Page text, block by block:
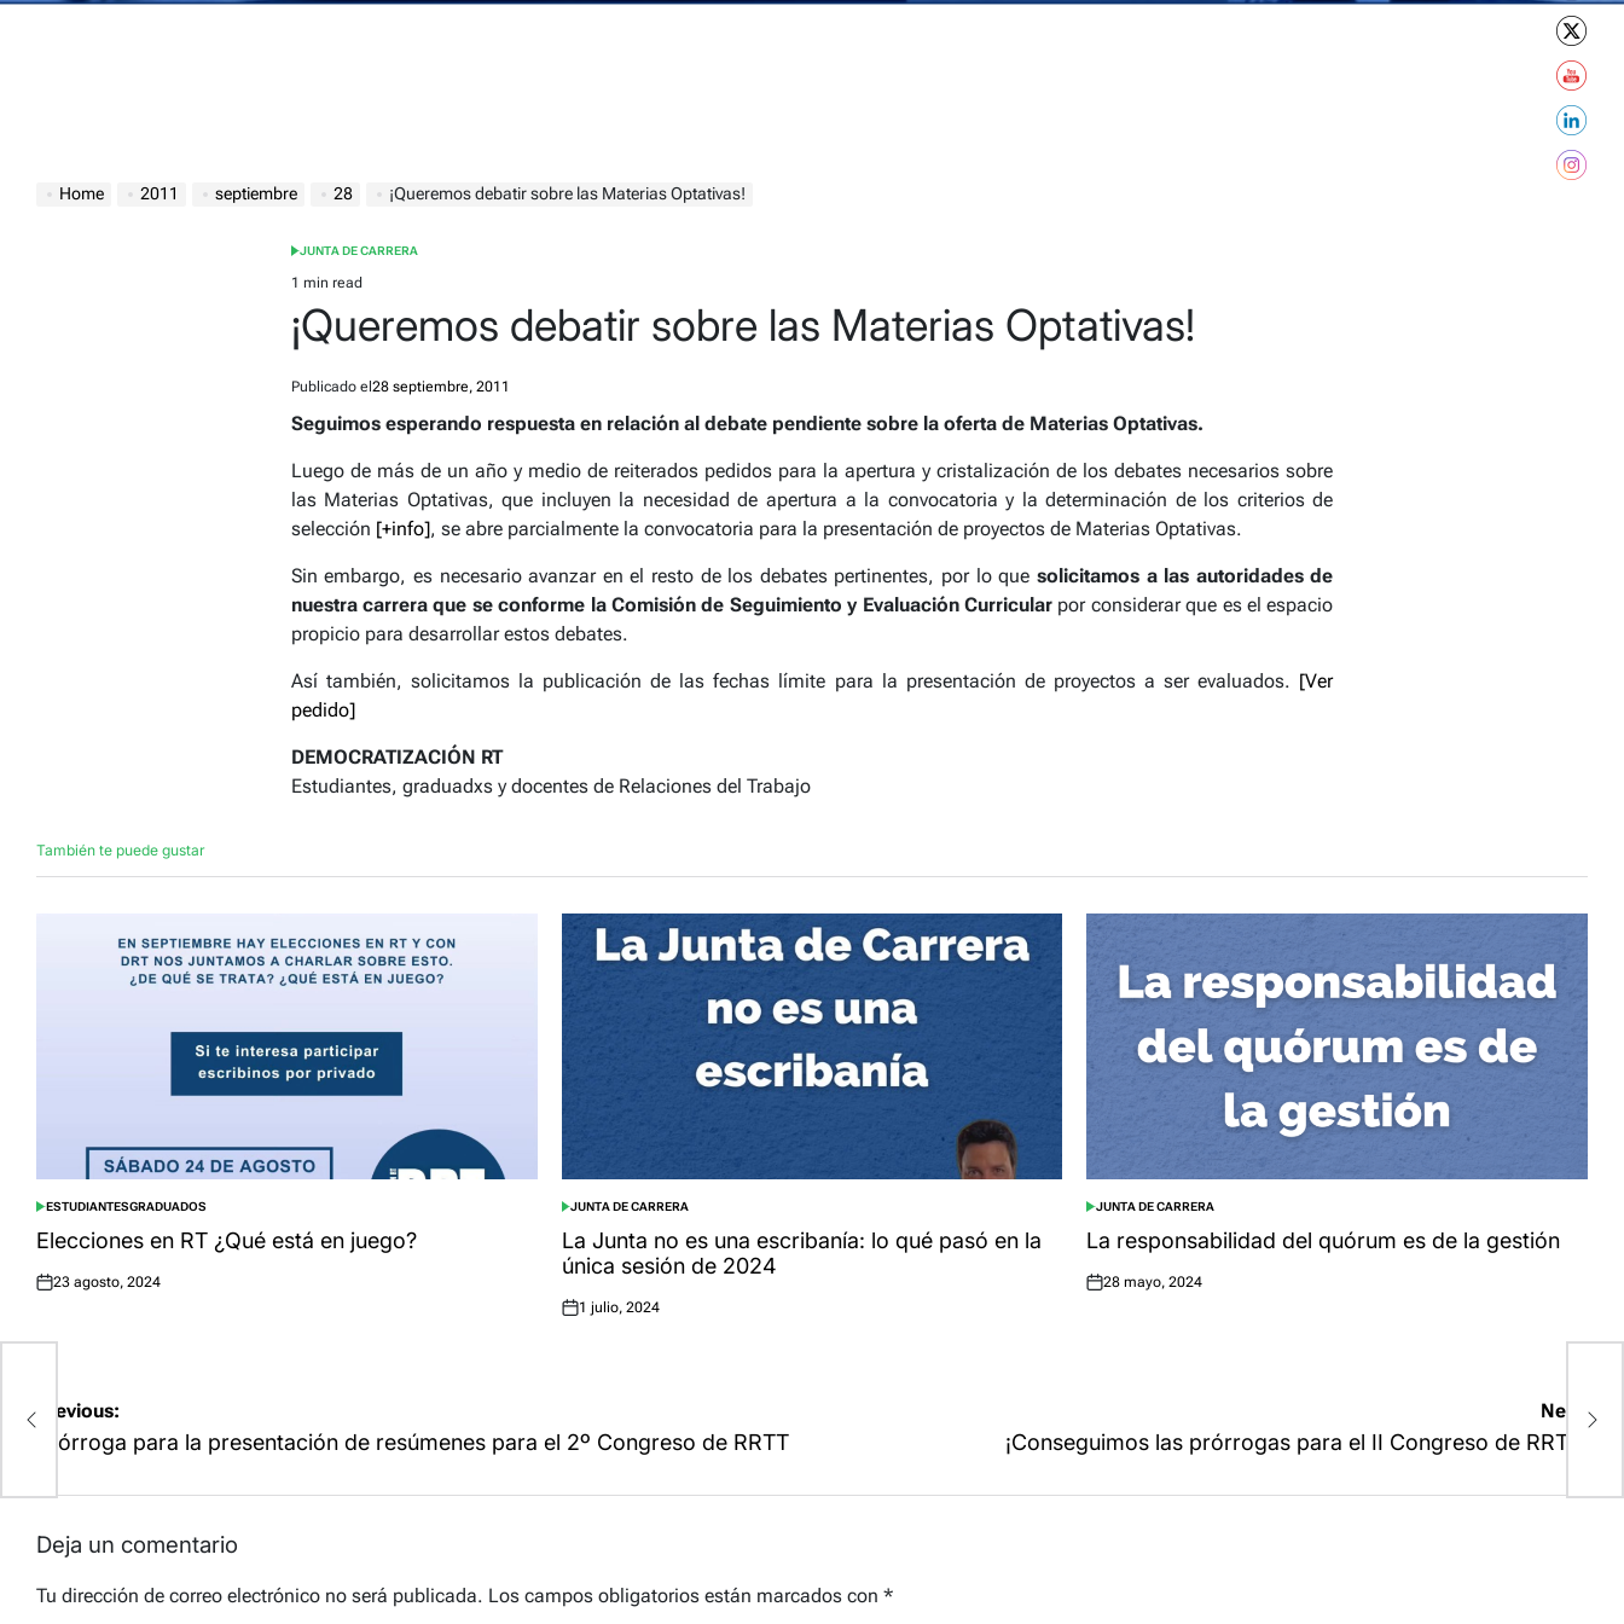
Home 2011 septiembre 28 ¡Queremos debatir sobre las Materias Optativas!
POSTED
IN
JUNTA DE CARRERA
Estimated
read
time
1 min read
¡Queremos debatir sobre las Materias Optativas!
Publicado el 28 septiembre, 2011
Seguimos esperando respuesta en relación al debate pendiente sobre la oferta de Materias Optativas.
Luego de más de un año y medio de reiterados pedidos para la apertura y cristalización de los debates necesarios sobre
las Materias Optativas, que incluyen la necesidad de apertura a la convocatoria y la determinación de los criterios de
selección [+info], se abre parcialmente la convocatoria para la presentación de proyectos de Materias Optativas.
Sin embargo, es necesario avanzar en el resto de los debates pertinentes, por lo que solicitamos a las autoridades de
nuestra carrera que se conforme la Comisión de Seguimiento y Evaluación Curricularpor considerar que es el espacio
propicio para desarrollar estos debates.
Así también, solicitamos la publicación de las fechas límite para la presentación de proyectosa ser evaluados. [Ver
pedido]
DEMOCRATIZACIÓN RT
Estudiantes, graduadxs y docentes de Relaciones del Trabajo
También te puede gustar
POSTED
IN
ESTUDIANTESGRADUADOS
Elecciones en RT ¿Qué está en juego?
Posted
23 agosto, 2024
POSTED
IN
JUNTA DE CARRERA
La Junta no es una escribanía: lo qué pasó en la
única sesión de 2024
Posted
1 julio, 2024
POSTED
IN
JUNTA DE CARRERA
La responsabilidad del quórum es de la gestión
Posted
28 mayo, 2024
Navegación
de
Previous:
Prórroga para la presentación de resúmenes para el 2º Congreso de RRTT
Next:
¡Conseguimos las prórrogas para el II Congreso de RRTT!
Deja un comentario
Tu dirección de correo electrónico no será publicada. Los campos obligatorios están marcados con *